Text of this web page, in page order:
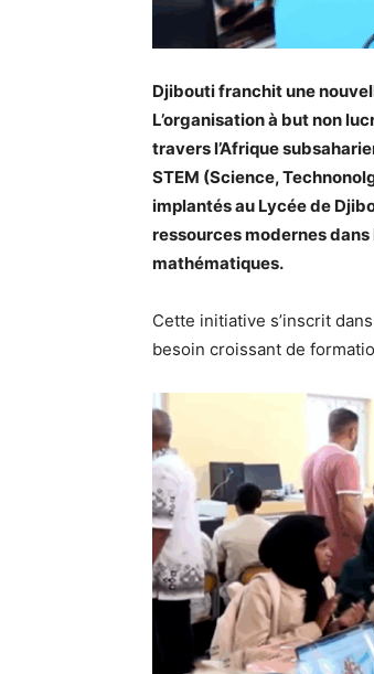
Djibouti franchit une
L’organisation à but non
travers l’Afrique
STEM (Science,
implantés au Lycée de
ressources modernes
mathématiques.
Cette initiative s’inscrit
besoin croissant de